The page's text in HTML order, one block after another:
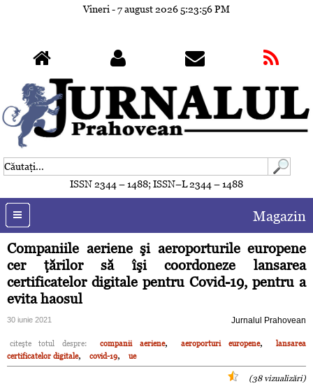
Vineri - 7 august 2026 5:23:59 PM
ISSN 2344 – 1488; ISSN–L 2344 – 1488
Magazin
Companiile aeriene şi aeroporturile europene
cer ţărilor să îşi coordoneze lansarea
certificatelor digitale pentru Covid-19, pentru a
evita haosul
30 iunie 2021 Jurnalul Prahovean
citeşte totul despre: companii aeriene, aeroporturi europene,
lansarea
certificatelor digitale, covid-19, ue
(38 vizualizări)